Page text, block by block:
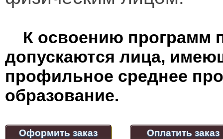
К освоению программ
допускаются лица,
профильное среднее
образование.
Оформить заказ Оплатить заказ